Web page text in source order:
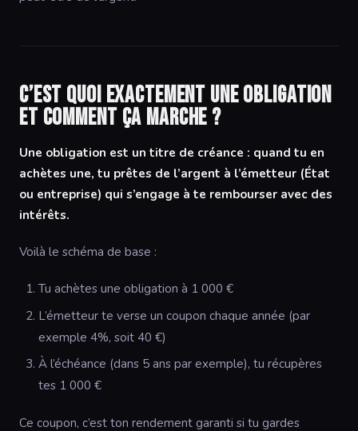
C’est quoi exactement une obligation
et comment ça marche ?
Une obligation est un titre de créance : quand tu en
achètes une, tu prêtes de l’argent à l’émetteur (État
ou entreprise) qui s’engage à te rembourser avec des
intérêts.
Voilà le schéma de base :
Tu achètes une obligation à 1 000 €
L’émetteur te verse un coupon chaque année (par
exemple 4%, soit 40 €)
À l’échéance (dans 5 ans par exemple), tu récupères
tes 1 000 €
Ce coupon, c’est ton rendement garanti si tu gardes